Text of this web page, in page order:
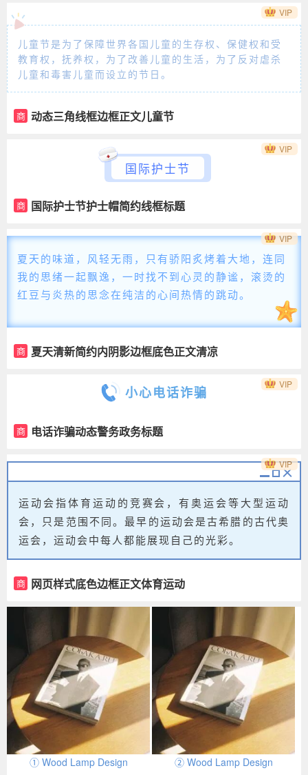
儿童节是为了保障世界各国儿童的生存权、保健权和受
教育权，抚养权，为了改善儿童的生活，为了反对虐杀
儿童和毒害儿童而设立的节日。
商 动态三角线框边框正文儿童节
VIP
国际护士节
商 国际护士节护士帽简约线框标题
VIP
夏天的味道，风轻无雨，只有骄阳炙烤着大地，连同
我的思绪一起飘逸，一时找不到心灵的静谧，滚烫的
红豆与炎热的思念在纯洁的心间热情的跳动。
商 夏天清新简约内阴影边框底色正文清凉
VIP
小心电话诈骗
商 电话诈骗动态警务政务标题
VIP
运动会指体育运动的竞赛会，有奥运会等大型运动
会，只是范围不同。最早的运动会是古希腊的古代奥
运会，运动会中每人都能展现自己的光彩。
商 网页样式底色边框正文体育运动
VIP
① Wood Lamp Design ② Wood Lamp Design